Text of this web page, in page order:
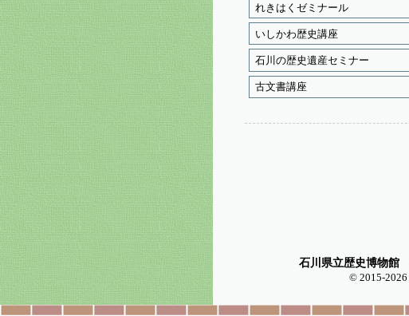
れきはくゼミナール
いしかわ歴史講座
石川の歴史遺産セミナー
古文書講座
石川県立歴史博物館
© 2015-2026